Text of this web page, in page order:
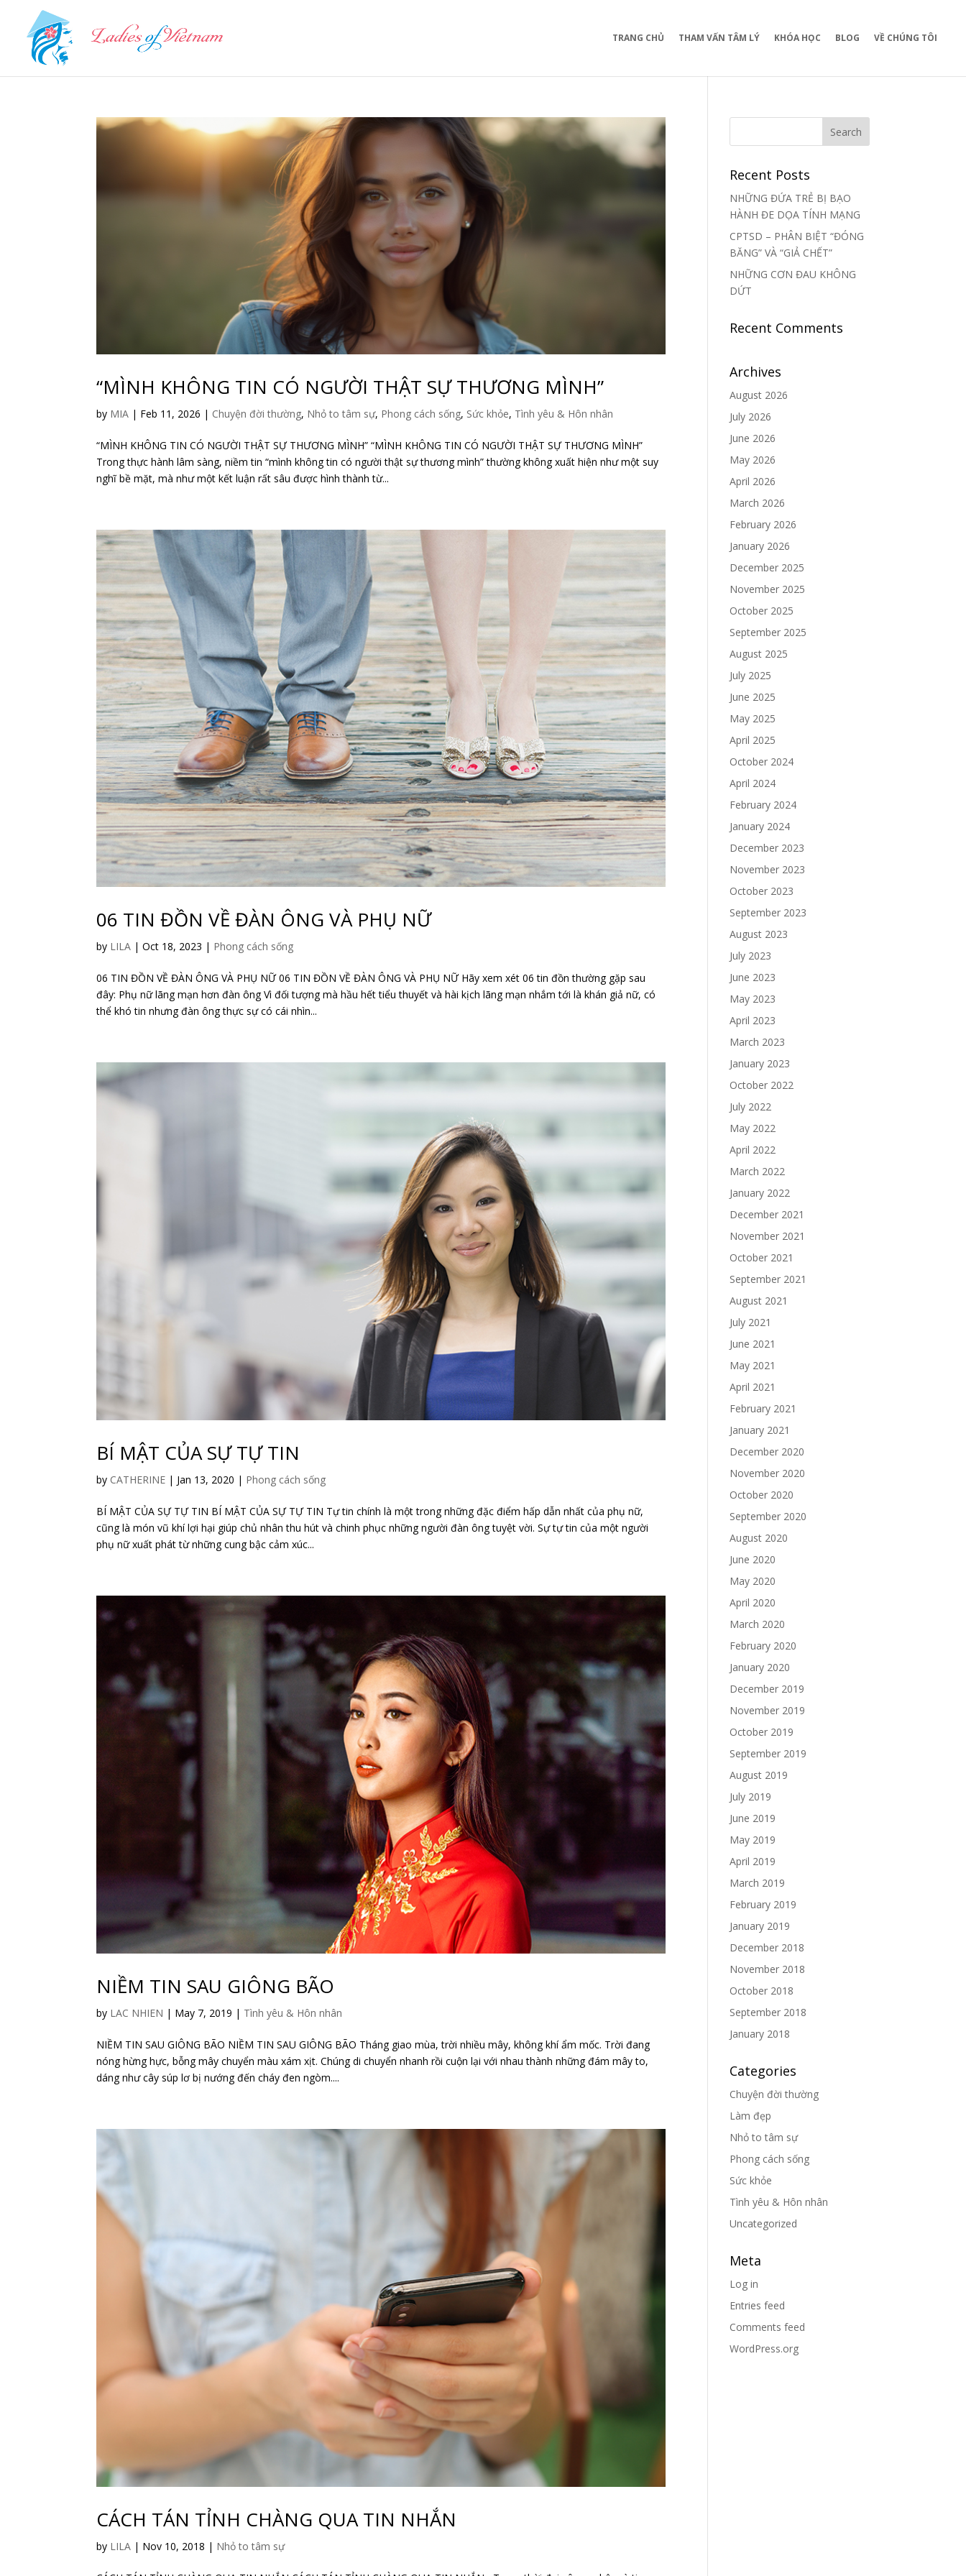
TRANG CHỦ THAM VẤN TÂM LÝ KHÓA HỌC BLOG VỀ CHÚNG TÔI
“MÌNH KHÔNG TIN CÓ NGƯỜI THẬT SỰ THƯƠNG MÌNH”
by MIA | Feb 11, 2026 | Chuyện đời thường, Nhỏ to tâm sự, Phong cách sống, Sức khỏe, Tình yêu & Hôn nhân
“MÌNH KHÔNG TIN CÓ NGƯỜI THẬT SỰ THƯƠNG MÌNH” “MÌNH KHÔNG TIN CÓ NGƯỜI THẬT SỰ THƯƠNG MÌNH”
Trong thực hành lâm sàng, niềm tin “mình không tin có người thật sự thương mình” thường không xuất hiện như một suy
nghĩ bề mặt, mà như một kết luận rất sâu được hình thành từ...
06 TIN ĐỒN VỀ ĐÀN ÔNG VÀ PHỤ NỮ
by LILA |Oct 18, 2023 | Phong cách sống
06 TIN ĐỒN VỀ ĐÀN ÔNG VÀ PHỤ NỮ 06 TIN ĐỒN VỀ ĐÀN ÔNG VÀ PHỤ NỮ Hãy xem xét 06 tin đồn thường gặp sau
đây: Phụ nữ lãng mạn hơn đàn ông Vì đối tượng mà hầu hết tiểu thuyết và hài kịch lãng mạn nhắm tới là khán giả nữ, có
thể khó tin nhưng đàn ông thực sự có cái nhìn...
BÍ MẬT CỦA SỰ TỰ TIN
by CATHERINE | Jan 13, 2020 | Phong cách sống
BÍ MẬT CỦA SỰ TỰ TIN BÍ MẬT CỦA SỰ TỰ TIN Tự tin chính là một trong những đặc điểm hấp dẫn nhất của phụ nữ,
cũng là món vũ khí lợi hại giúp chủ nhân thu hút và chinh phục những người đàn ông tuyệt vời. Sự tự tin của một người
phụ nữ xuất phát từ những cung bậc cảm xúc...
NIỀM TIN SAU GIÔNG BÃO
by LAC NHIEN | May 7, 2019 | Tình yêu & Hôn nhân
NIỀM TIN SAU GIÔNG BÃO NIỀM TIN SAU GIÔNG BÃO Tháng giao mùa, trời nhiều mây, không khí ẩm mốc. Trời đang
nóng hừng hực, bỗng mây chuyển màu xám xịt. Chúng di chuyển nhanh rồi cuộn lại với nhau thành những đám mây to,
dáng như cây súp lơ bị nướng đến cháy đen ngòm....
CÁCH TÁN TỈNH CHÀNG QUA TIN NHẮN
by LILA | Nov 10, 2018 | Nhỏ to tâm sự
Recent Posts
NHỮNG ĐỨA TRẺ BỊ BẠO
HÀNH ĐE DỌA TÍNH MẠNG
CPTSD – PHÂN BIỆT “ĐÓNG
BĂNG” VÀ “GIẢ CHẾT”
NHỮNG CƠN ĐAU KHÔNG
DỨT
Recent Comments
Archives
August 2026
July 2026
June 2026
May 2026
April 2026
March 2026
February 2026
January 2026
December 2025
November 2025
October 2025
September 2025
August 2025
July 2025
June 2025
May 2025
April 2025
October 2024
April 2024
February 2024
January 2024
December 2023
November 2023
October 2023
September 2023
August 2023
July 2023
June 2023
May 2023
April 2023
March 2023
January 2023
October 2022
July 2022
May 2022
April 2022
March 2022
January 2022
December 2021
November 2021
October 2021
September 2021
August 2021
July 2021
June 2021
May 2021
April 2021
February 2021
January 2021
December 2020
November 2020
October 2020
September 2020
August 2020
June 2020
May 2020
April 2020
March 2020
February 2020
January 2020
December 2019
November 2019
October 2019
September 2019
August 2019
July 2019
June 2019
May 2019
April 2019
March 2019
February 2019
January 2019
December 2018
November 2018
October 2018
September 2018
January 2018
Categories
Chuyện đời thường
Làm đẹp
Nhỏ to tâm sự
Phong cách sống
Sức khỏe
Tình yêu & Hôn nhân
Uncategorized
Meta
Log in
Entries feed
Comments feed
WordPress.org